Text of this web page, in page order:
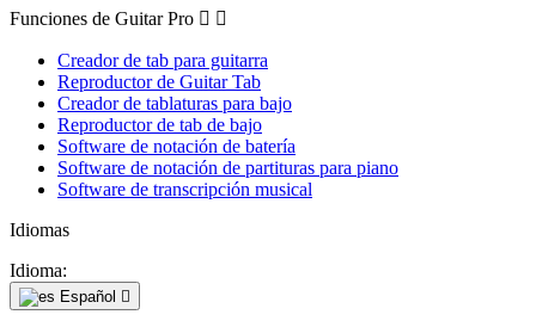
Funciones de Guitar Pro  
Creador de tab para guitarra
Reproductor de Guitar Tab
Creador de tablaturas para bajo
Reproductor de tab de bajo
Software de notación de batería
Software de notación de partituras para piano
Software de transcripción musical
Idiomas
Idioma:
Español 